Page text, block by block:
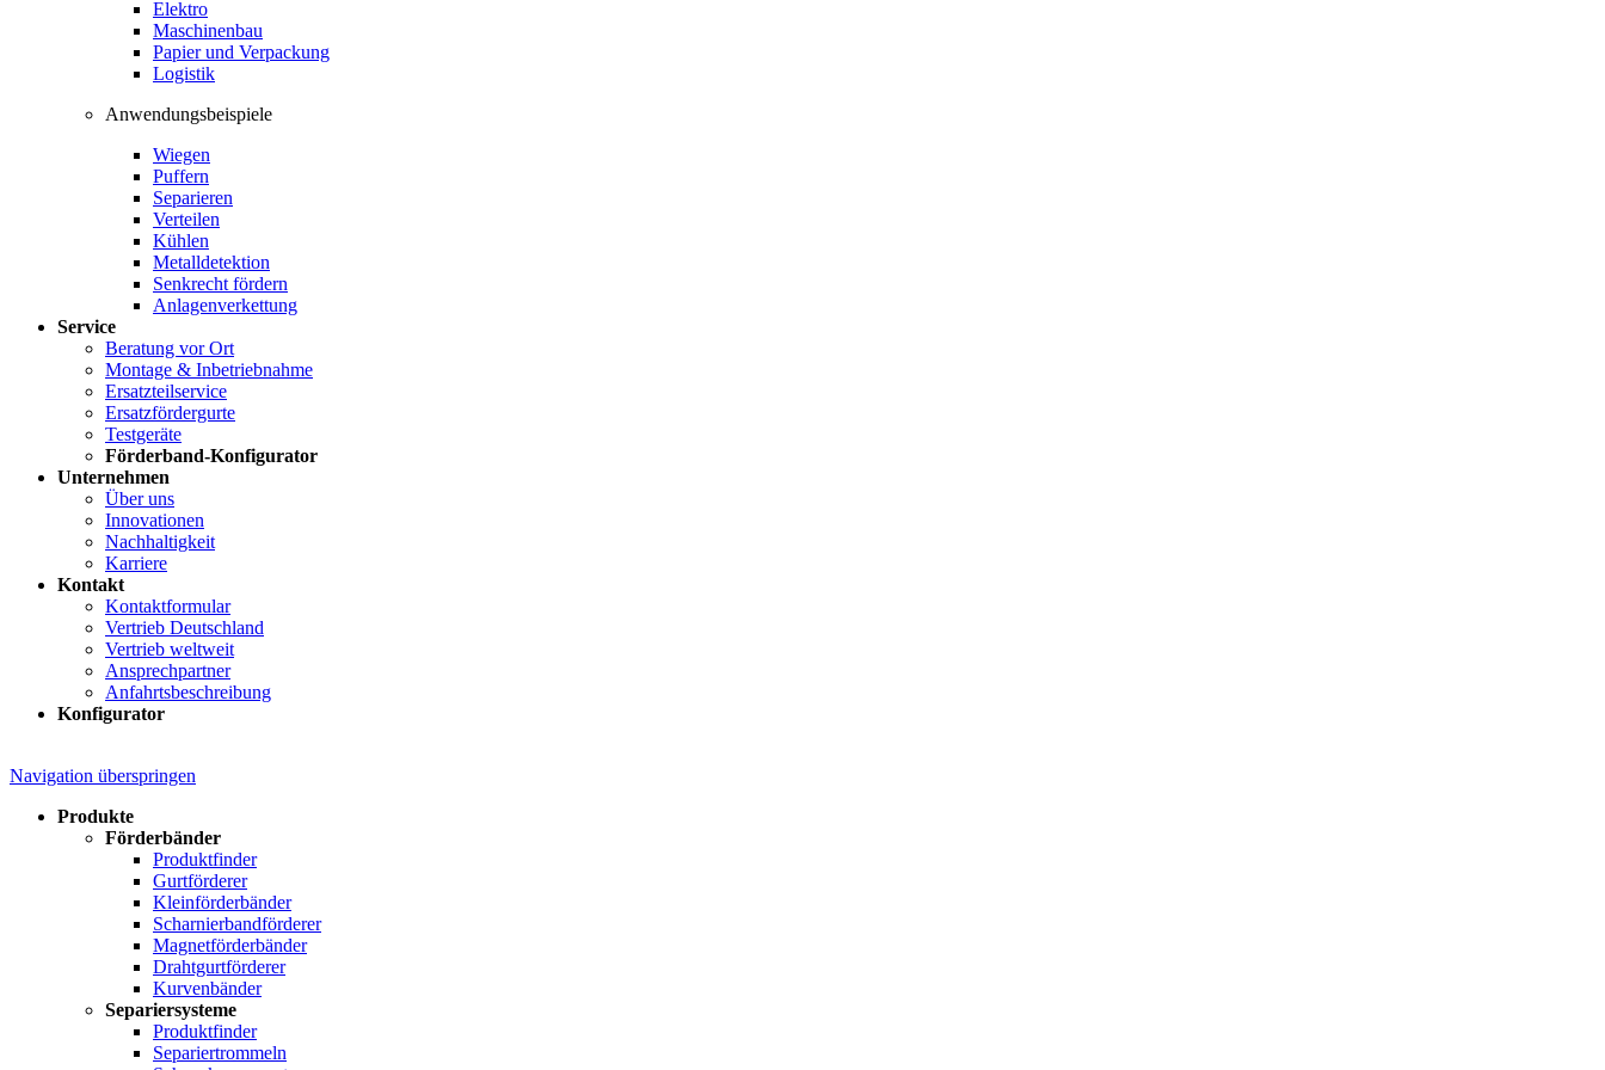
Elektro
Maschinenbau
Papier und Verpackung
Logistik
Anwendungsbeispiele
Wiegen
Puffern
Separieren
Verteilen
Kühlen
Metalldetektion
Senkrecht fördern
Anlagenverkettung
Service
Beratung vor Ort
Montage & Inbetriebnahme
Ersatzteilservice
Ersatzfördergurte
Testgeräte
Förderband-Konfigurator
Unternehmen
Über uns
Innovationen
Nachhaltigkeit
Karriere
Kontakt
Kontaktformular
Vertrieb Deutschland
Vertrieb weltweit
Ansprechpartner
Anfahrtsbeschreibung
Konfigurator
Navigation überspringen
Produkte
Förderbänder
Produktfinder
Gurtförderer
Kleinförderbänder
Scharnierbandförderer
Magnetförderbänder
Drahtgurtförderer
Kurvenbänder
Separiersysteme
Produktfinder
Separiertrommeln